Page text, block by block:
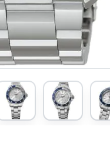
image
View larger imageView larger